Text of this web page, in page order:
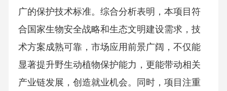
广的保护技术标准。综合分析表明，本项目符
合国家生物安全战略和生态文明建设需求，技
术方案成熟可靠，市场应用前景广阔，不仅能
显著提升野生动植物保护能力，更能带动相关
产业链发展，创造就业机会。同时，项目注重